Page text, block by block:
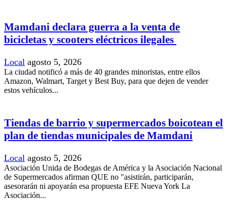
Mamdani declara guerra a la venta de
bicicletas y scooters eléctricos ilegales
Local agosto 5, 2026
La ciudad notificó a más de 40 grandes minoristas, entre ellos
Amazon, Walmart, Target y Best Buy, para que dejen de vender
estos vehículos...
Tiendas de barrio y supermercados boicotean el
plan de tiendas municipales de Mamdani
Local agosto 5, 2026
Asociación Unida de Bodegas de América y la Asociación Nacional
de Supermercados afirman QUE no "asistirán, participarán,
asesorarán ni apoyarán esa propuesta EFE Nueva York La
Asociación...